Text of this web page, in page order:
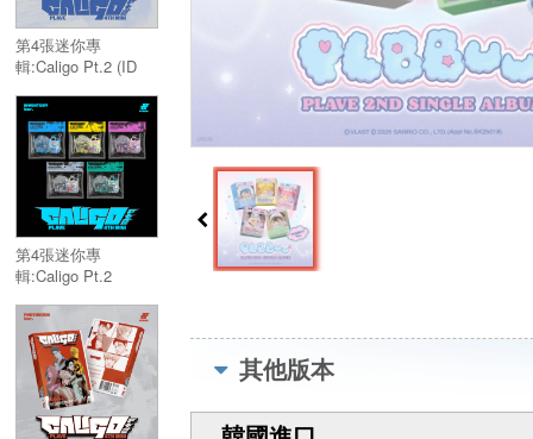
第4張迷你專
輯:Caligo Pt.2 (ID
Mini Album:Caligo
Pt.2 (ID PASS Ver.)
第4張迷你專
輯:Caligo Pt.2
／4th Mini
Album:Caligo Pt.2
(INVENTORY Ver.)
其他版本